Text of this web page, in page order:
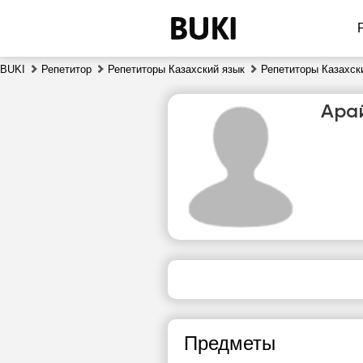
BUKI Репетитор Репетиторы Казахский язык Репетиторы
Предметы
сб
8
свободных